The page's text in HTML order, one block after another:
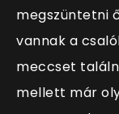
megszüntetni
vannak a
meccset
mellett már